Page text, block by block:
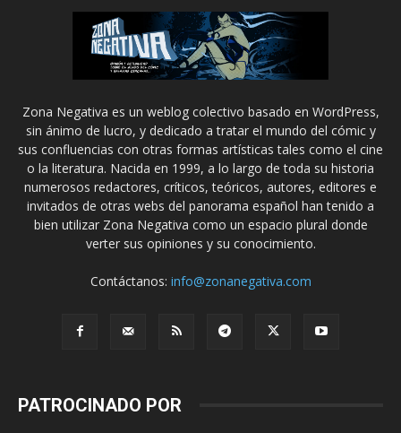
Zona Negativa es un weblog colectivo basado en WordPress,
sin ánimo de lucro, y dedicado a tratar el mundo del cómic y
sus confluencias con otras formas artísticas tales como el cine
o la literatura. Nacida en 1999, a lo largo de toda su historia
numerosos redactores, críticos, teóricos, autores, editores e
invitados de otras webs del panorama español han tenido a
bien utilizar Zona Negativa como un espacio plural donde
verter sus opiniones y su conocimiento.
Contáctanos: info@zonanegativa.com
PATROCINADO POR